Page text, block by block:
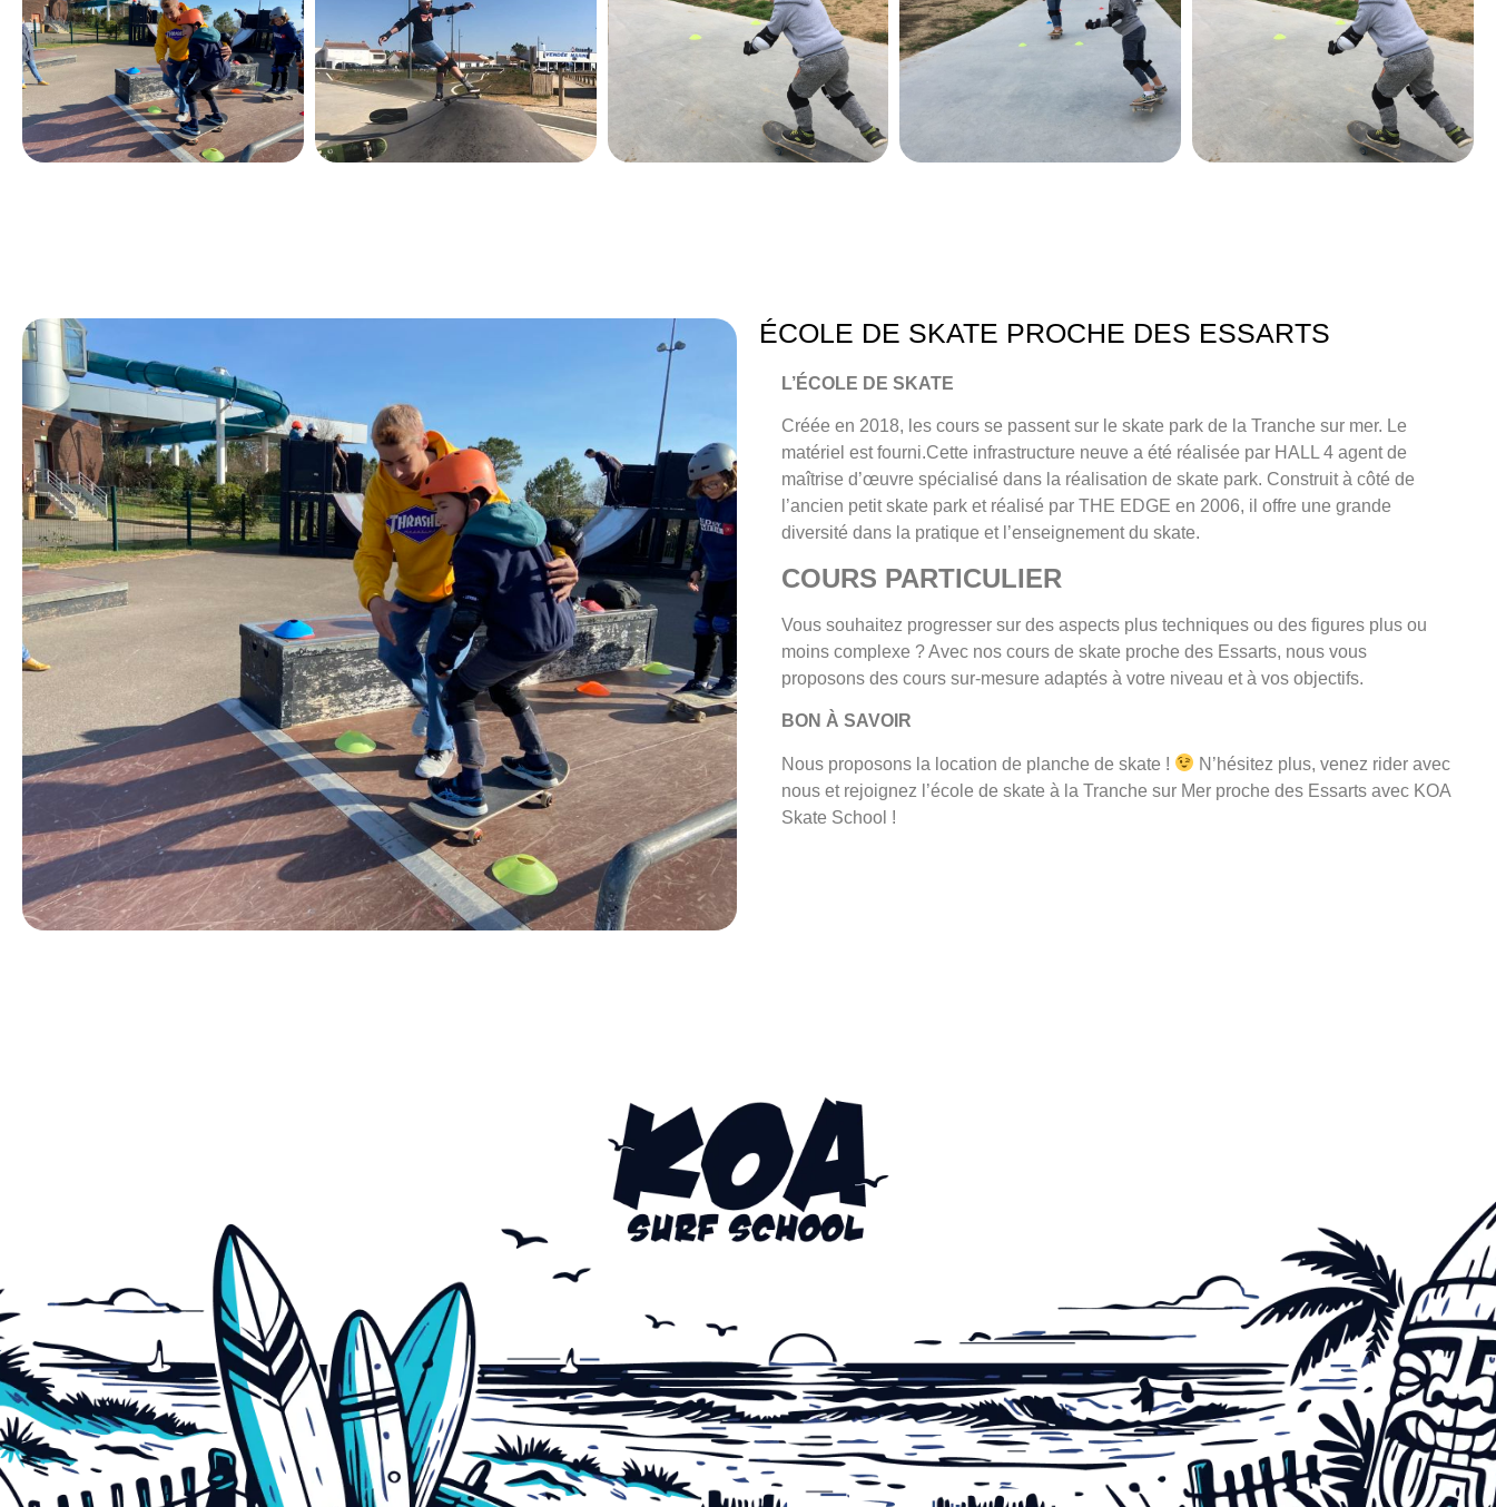
ÉCOLE DE SKATE PROCHE DES ESSARTS
L’ÉCOLE DE SKATE
Créée en 2018, les cours se passent sur le skate park de la Tranche sur mer. Le
matériel est fourni.Cette infrastructure neuve a été réalisée par HALL 4 agent de
maîtrise d’œuvre spécialisé dans la réalisation de skate park. Construit à côté de
l’ancien petit skate park et réalisé par THE EDGE en 2006, il offre une grande
diversité dans la pratique et l’enseignement du skate.
COURS PARTICULIER
Vous souhaitez progresser sur des aspects plus techniques ou des figures plus ou
moins complexe ? Avec nos cours de skate proche des Essarts, nous vous
proposons des cours sur-mesure adaptés à votre niveau et à vos objectifs.
BON À SAVOIR
Nous proposons la location de planche de skate !
N’hésitez plus, venez rider avec
nous et rejoignez l’école de skate à la Tranche sur Mer proche des Essarts avec KOA
Skate School !